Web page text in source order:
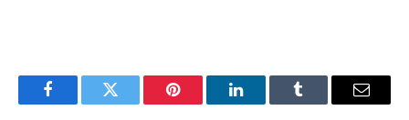
FacebookTwitter Pinterest LinkedInTumblr Email